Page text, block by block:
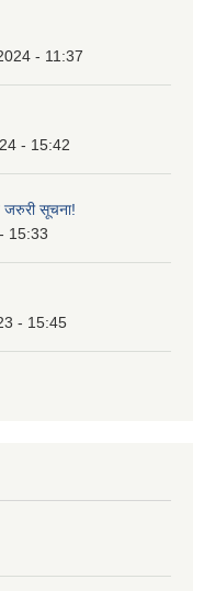
- 11:37
- 15:42
जरुरी सूचना!
15:33
- 15:45